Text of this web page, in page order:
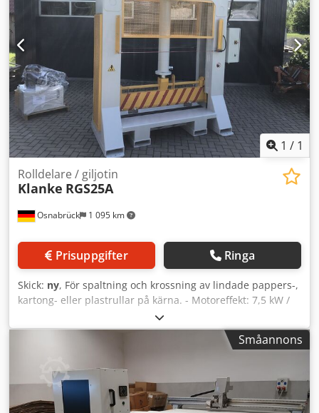
1 / 1
Osnabrück 1 095 km
Rolldelare / giljotin
Klanke RGS25A
Prisuppgifter Ringa
Skick: ny, För spaltning och krossning av lindade pappers-,
kartong- eller plast­rullar på kärna. - Motoreffekt: 7,5 kW /
32 ampere / 5-polig – 50 Hz, 3LNPE - Styrning: PLC-styrd,
med tvåhands säkerhetsmanövrering - Klippkraft: 30 ton -
Klipphastighet: 17,3 mm/sek Dsdpsf S Ir Uefx Al Rekr
rull­diameter: 1200 mm - Maskinvikt: ca 3000 kg - Färg:
RAL5012 – ljusblå Ytterligare information och pris på
förfrågan Beställningsvara
Småannons